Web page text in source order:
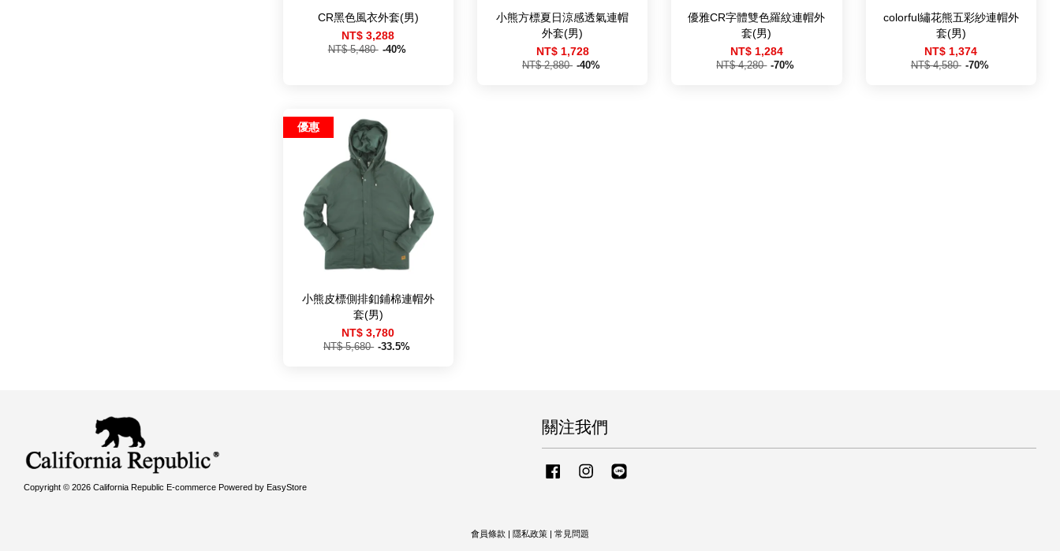
CR黑色風衣外套(男)
NT$ 3,288
NT$ 5,480 -40%
小熊方標夏日涼感透氣連帽
外套(男)
NT$ 1,728
NT$ 2,880 -40%
優雅CR字體雙色羅紋連帽外
套(男)
NT$ 1,284
NT$ 4,280 -70%
colorful繡花熊五彩紗連帽外
套(男)
NT$ 1,374
NT$ 4,580 -70%
優惠
小熊皮標側排釦鋪棉連帽外
套(男)
NT$ 3,780
NT$ 5,680 -33.5%
Copyright © 2026 California Republic E-commerce Powered by EasyStore
關注我們
Facebook Instagram
會員條款 | 隱私政策 | 常見問題